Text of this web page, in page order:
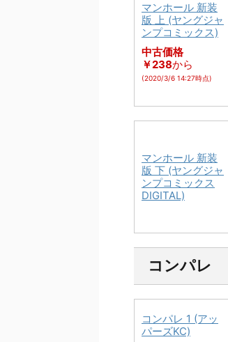
マンホール 新装
版 上 (ヤングジャ
ンプコミックス)
中古価格
￥238から
(2020/3/6 14:27時点)
マンホール 新装
版 下 (ヤングジャ
ンプコミックス
DIGITAL)
コンパレ
コンパレ 1 (アッ
パーズKC)